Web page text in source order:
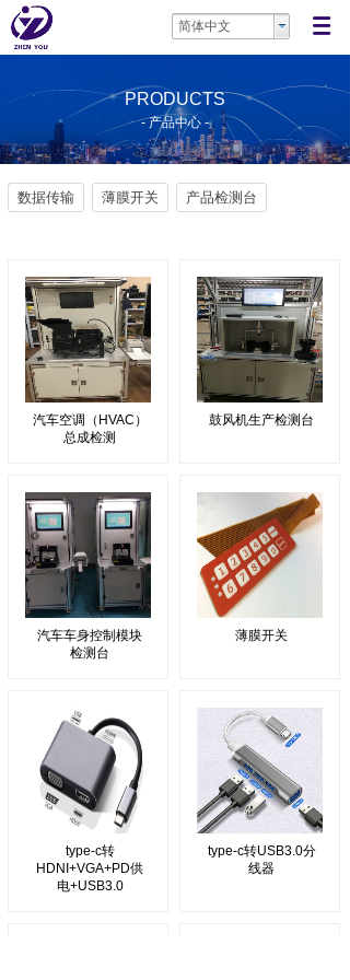
简体中文
PRODUCTS
- 产品中心 -
数据传输 薄膜开关 产品检测台
汽车空调（HVAC）
总成检测
鼓风机生产检测台
汽车车身控制模块
检测台
薄膜开关
type-c转
HDNI+VGA+PD供
电+USB3.0
type-c转USB3.0分
线器